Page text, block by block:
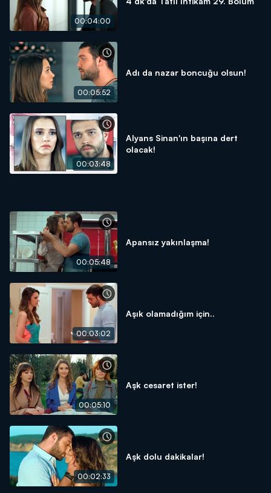
00:04:00
00:05:52
Adı da nazar boncuğu olsun!
00:03:48
Alyans Sinan'ın başına dert
olacak!
00:05:48
Apansız yakınlaşma!
00:03:02
Aşık olamadığım için..
00:05:10
Aşk cesaret ister!
00:02:33
Aşk dolu dakikalar!